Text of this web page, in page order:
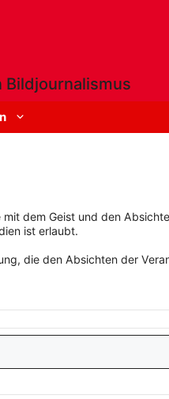
Bildjournalismus
dem Geist und den
ist erlaubt.
die den Absichten der